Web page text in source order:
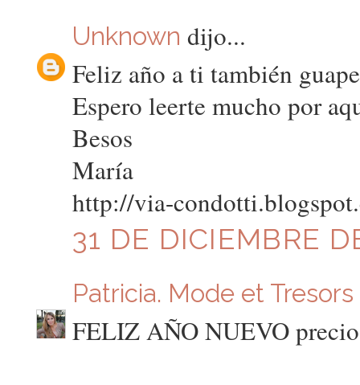
Unknown dijo...
Feliz año a ti también
Espero leerte mucho por
Besos
María
http://via-
31 DE DICIEMBRE
Patricia. Mode et Tresors
FELIZ AÑO NUEVO